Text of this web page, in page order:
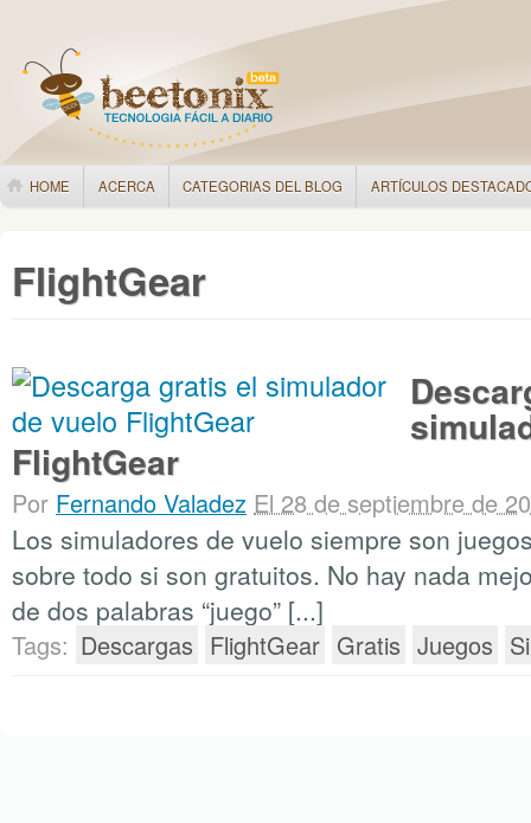
HOME ACERCA CATEGORIAS DEL BLOG ARTÍCULOS
FlightGear
FlightGear
Por Fernando Valadez El 28 de septiembre de
Los simuladores de vuelo siempre son
sobre todo si son gratuitos. No hay nada
de dos palabras “juego” [...]
Tags: Descargas FlightGear Gratis Juegos